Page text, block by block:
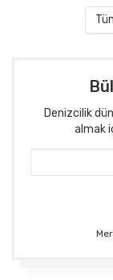
Denizcilik
almak